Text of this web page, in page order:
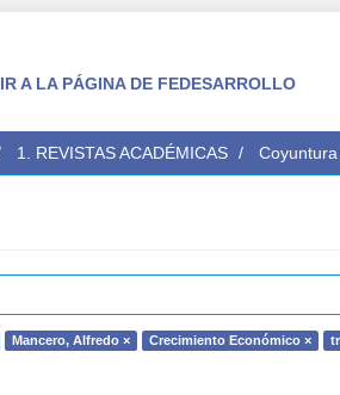
IR A LA PÁGINA DE FEDESARROLLO
1. REVISTAS ACADÉMICAS
Mancero, Alfredo × Crecimiento Económico ×